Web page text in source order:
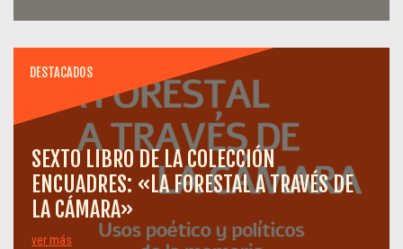
DESTACADOS
SEXTO LIBRO DE LA COLECCIÓN
ENCUADRES: «LA FORESTAL A TRAVÉS DE
LA CÁMARA»
ver más